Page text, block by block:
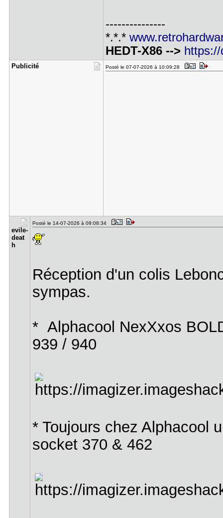
---------------
*.*.*
HEDT-X86 -->
Publicité Posté le 07-07-2026 à 10:09:28
evile-
deat​
h
Posté le 14-07-2026 à 09:08:34
Réception d'un colis
sympas.
* Alphacool NexXxos
939 / 940
* Toujours chez Alphacool
socket 370 & 462